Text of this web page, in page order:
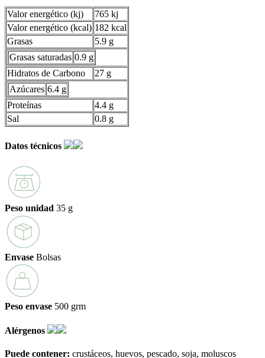
Valor energético (kj)
765 kj
Valor energético (kcal) 182 kcal
Grasas
5.9 g
Grasas saturadas 0.9 g
Hidratos de Carbono
27 g
Azúcares 6.4 g
Proteínas
4.4 g
Sal
0.8 g
Datos técnicos
Peso unidad 35 g
Envase Bolsas
Peso envase 500 grm
Alérgenos
Puede contener: crustáceos huevos pescado soja moluscos